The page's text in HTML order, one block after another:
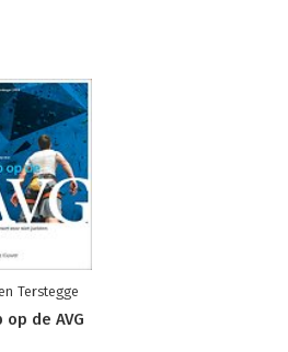
Terstegge
op de AVG